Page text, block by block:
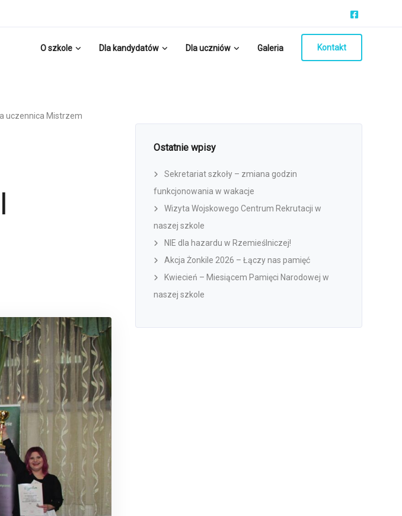
O szkole Dla kandydatów Dla uczniów Galeria Kontakt
uczennica Mistrzem
Ostatnie wpisy
Sekretariat szkoły – zmiana godzin
funkcjonowania w wakacje
Wizyta Wojskowego Centrum Rekrutacji w
naszej szkole
NIE dla hazardu w Rzemieślniczej!
Akcja Żonkile 2026 – Łączy nas pamięć
Kwiecień – Miesiącem Pamięci Narodowej w
naszej szkole